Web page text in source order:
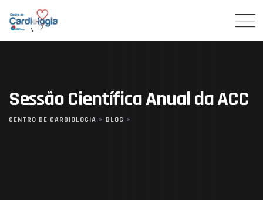
content
Sessão Científica Anual da ACC
CENTRO DE CARDIOLOGIA > BLOG >